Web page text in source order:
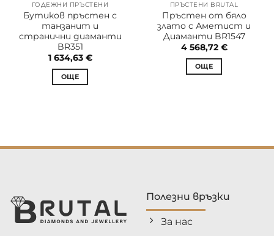
ГОДЕЖНИ ПРЪСТЕНИ
Бутиков пръстен с
танзанит и
странични диаманти
BR351
1 634,63 €
ОЩЕ
ПРЪСТЕНИ BRUTAL
Пръстен от бяло
злато с Аметист и
Диаманти BR1547
4 568,72 €
ОЩЕ
Полезни връзки
За нас